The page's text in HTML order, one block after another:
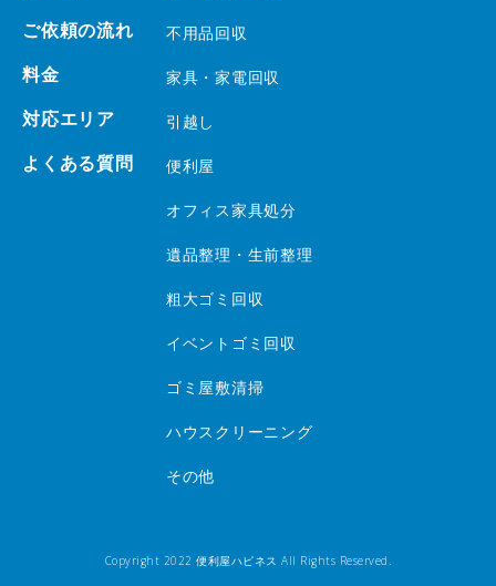
ご依頼の流れ
料金
対応エリア
よくある質問
不用品回収
家具・家電回収
引越し
便利屋
オフィス家具処分
遺品整理・生前整理
粗大ゴミ回収
イベントゴミ回収
ゴミ屋敷清掃
ハウスクリーニング
その他
Copyright 2022 便利屋ハピネス All Rights Reserved.